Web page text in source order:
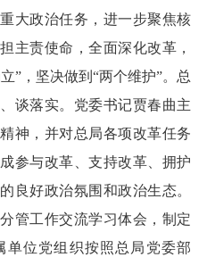
大政治任务，进一步聚焦核
主责使命，全面深化改革，
”，坚决做到“两个维护”。总
谈落实。党委书记贾春曲主
神，并对总局各项改革任务
参与改革、支持改革、拥护
良好政治氛围和政治生态。
管工作交流学习体会，制定
位党组织按照总局党委部